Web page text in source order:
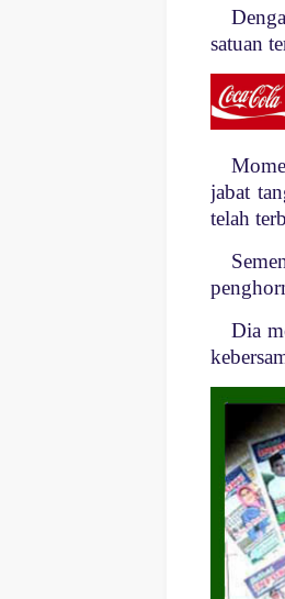
satuan
jabat
telah
Dia